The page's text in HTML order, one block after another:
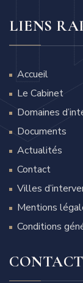
LIENS
Accueil
Le Cabinet
Domaines
Documents
Actualités
Contact
Villes
Mentions
Conditions
CONTACT